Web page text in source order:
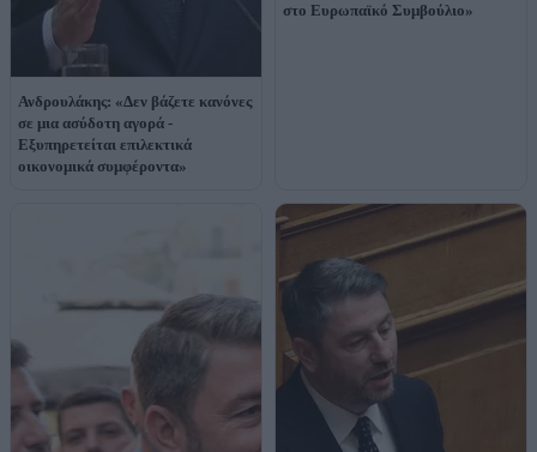
Ανδρουλάκης: «Δεν βάζετε κανόνες
σε μια ασύδοτη αγορά -
Εξυπηρετείται επιλεκτικά
οικονομικά συμφέροντα»
στο Ευρωπαϊκό Συμβούλιο»